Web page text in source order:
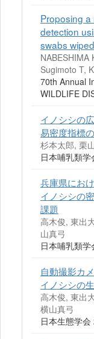
Proposing
detection
swabs
NABESHIMA
Sugimoto T,
70th Annual
WILDLIFE
イノシシの
易密度指標
杉本太郎, 栗
日本哺乳類
兵庫県にお
イノシシの
課題
高木俊, 東出
山真弓
日本哺乳類
自動撮影カ
イノシシの
高木俊, 東出
横山真弓
日本生態学会